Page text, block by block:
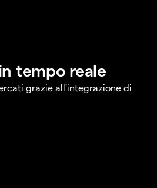
tempo reale
grazie all'integrazione di